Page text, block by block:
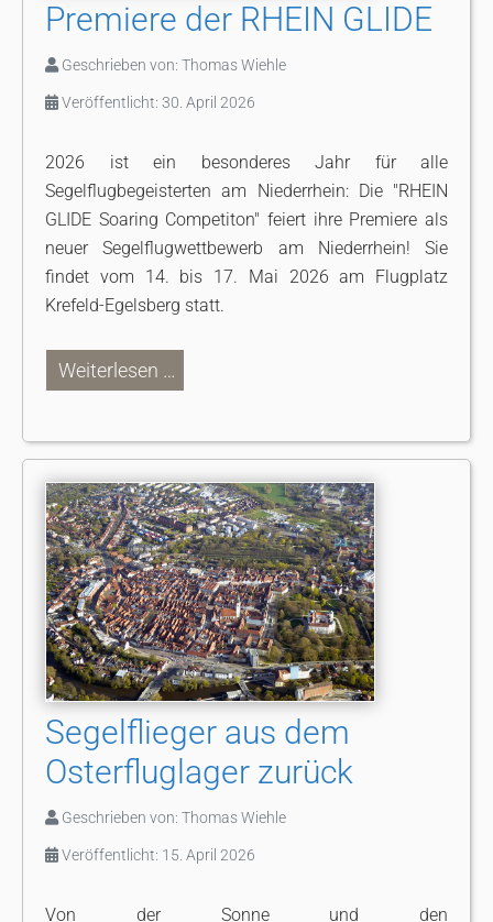
Premiere der RHEIN GLIDE
Geschrieben von: Thomas Wiehle
Veröffentlicht: 30. April 2026
2026 ist ein besonderes Jahr für alle
Segelflugbegeisterten am Niederrhein: Die "RHEIN
GLIDE Soaring Competiton" feiert ihre Premiere als
neuer Segelflugwettbewerb am Niederrhein! Sie
findet vom 14. bis 17. Mai 2026 am Flugplatz
Krefeld-Egelsberg statt.
Weiterlesen …
Segelflieger aus dem
Osterfluglager zurück
Geschrieben von: Thomas Wiehle
Veröffentlicht: 15. April 2026
Von der Sonne und den